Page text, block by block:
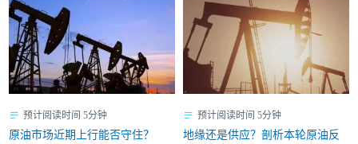
预计阅读时间 5分钟
原油市场近期上行能否守住？
预计阅读时间 5分钟
地缘还是供应？剖析本轮原油反